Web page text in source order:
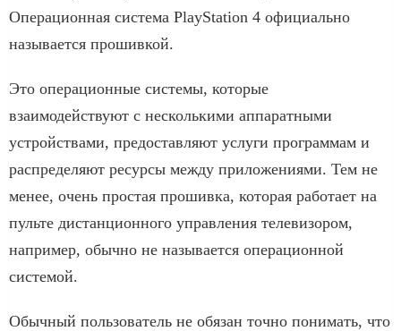
Операционная система PlayStation 4 официально
называется прошивкой.
Это операционные системы, которые
взаимодействуют с несколькими аппаратными
устройствами, предоставляют услуги программам и
распределяют ресурсы между приложениями. Тем не
менее, очень простая прошивка, которая работает на
пульте дистанционного управления телевизором,
например, обычно не называется операционной
системой.
Обычный пользователь не обязан точно понимать, что